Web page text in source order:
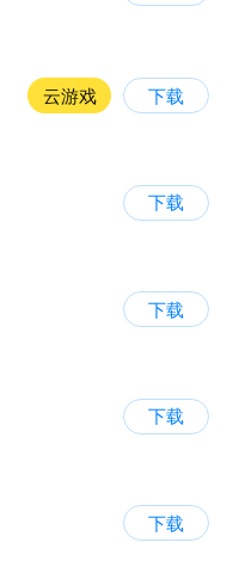
云游戏 下载
下载
下载
下载
下载